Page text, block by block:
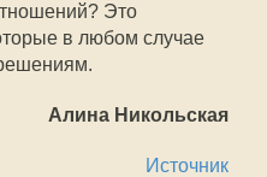
Это
в любом случае
Алина Никольская
Источник